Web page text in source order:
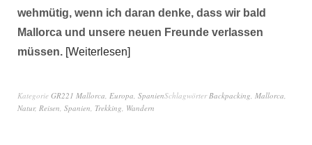
wehmütig, wenn ich daran denke, dass wir bald
Mallorca und unsere neuen Freunde verlassen
müssen. Weiterlesen
Kategorie GR221 Mallorca, Europa, SpanienSchlagwörterBackpacking, Mallorca,
Natur, Reisen, Spanien, Trekking, Wandern